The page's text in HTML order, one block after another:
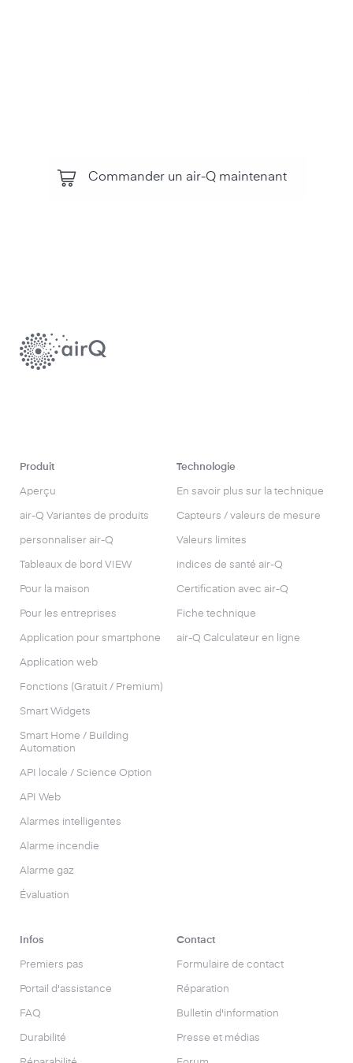
Commander un air-Q maintenant
Produit
Aperçu
air-Q Variantes de produits
personnaliser air-Q
Tableaux de bord VIEW
Pour la maison
Pour les entreprises
Application pour smartphone
Application web
Fonctions (Gratuit / Premium)
Smart Widgets
Smart Home / Building
Automation
API locale / Science Option
API Web
Alarmes intelligentes
Alarme incendie
Alarme gaz
Évaluation
Technologie
En savoir plus sur la technique
Capteurs / valeurs de mesure
Valeurs limites
indices de santé air-Q
Certification avec air-Q
Fiche technique
air-Q Calculateur en ligne
Infos
Premiers pas
Portail d'assistance
FAQ
Durabilité
Contact
Formulaire de contact
Réparation
Bulletin d'information
Presse et médias